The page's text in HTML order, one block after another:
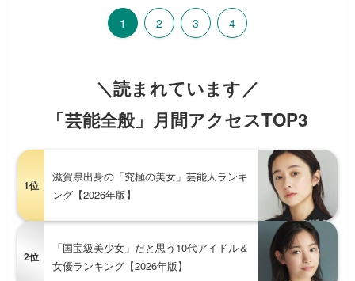
1 2 3 4
＼読まれています／
「芸能全般」月間アクセスTOP3
1位
滋賀県出身の「究極の美女」芸能人ランキ
ング【2026年版】
2位
「国宝級美少女」だと思う10代アイドル＆
女優ランキング【2026年版】